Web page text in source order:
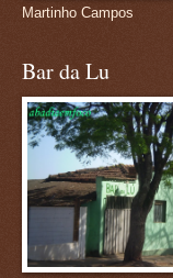
Martinho Campos
Bar da Lu